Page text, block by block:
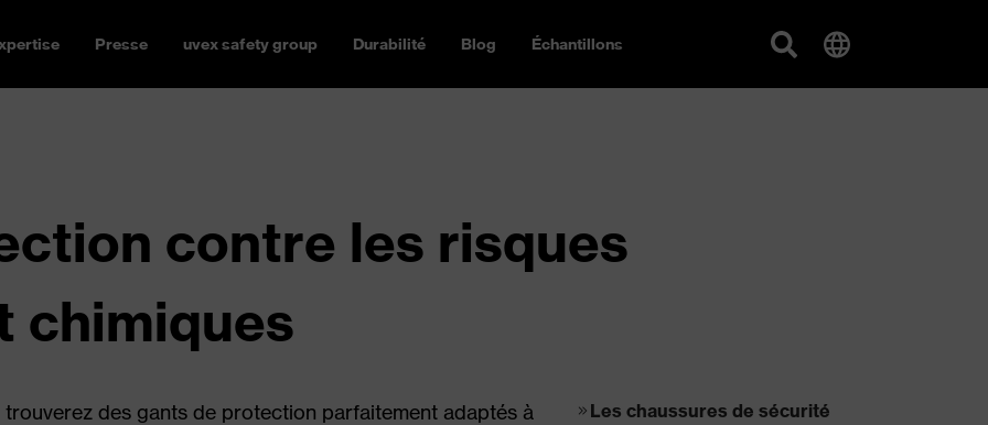
Presse uvex safety group Durabilité Blog Échantillons
contre les risques
chimiques
des gants de protection parfaitement adaptés à
Les chaussures de sécurité